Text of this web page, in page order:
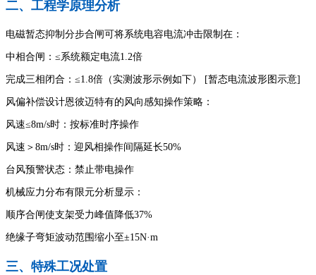
二、工程学原理分析
电磁暂态抑制分步合闸可将系统电容电流冲击限制在：
中相合闸：≤系统额定电流1.2倍
完成三相闭合：≤1.8倍（实测波形示例如下） [暂态电流波形图示意]
风偏补偿设计恩彼迈特有的风向感知操作策略：
风速≤8m/s时：按标准时序操作
风速＞8m/s时：迎风相操作间隔延长50%
台风预警状态：禁止带电操作
机械应力分布有限元分析显示：
顺序合闸使支架受力峰值降低37%
绝缘子弯矩波动范围缩小至±15N·m
三、特殊工况处置